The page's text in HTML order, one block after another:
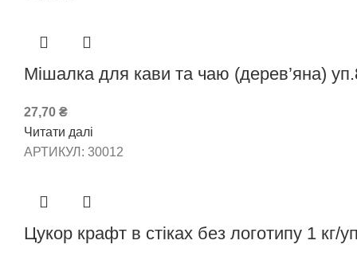
Мішалка для кави та чаю (дерев’яна)
27,70 ₴
Читати далі
АРТИКУЛ: 30012
Цукор крафт в стіках без логотипу 1 кг/